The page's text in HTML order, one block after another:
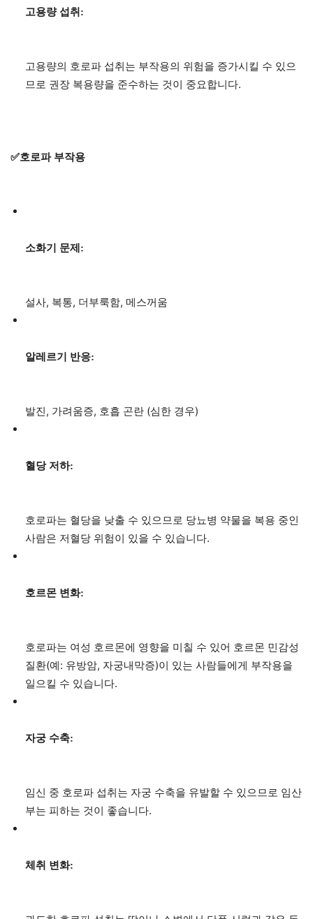
고용량 섭취:
고용량의 호로파 섭취는 부작용의 위험을 증가시킬 수 있으
므로 권장 복용량을 준수하는 것이 중요합니다.
✅호로파 부작용
소화기 문제:
설사, 복통, 더부룩함, 메스꺼움
알레르기 반응:
발진, 가려움증, 호흡 곤란 (심한 경우)
혈당 저하:
호로파는 혈당을 낮출 수 있으므로 당뇨병 약물을 복용 중인
사람은 저혈당 위험이 있을 수 있습니다.
호르몬 변화:
호로파는 여성 호르몬에 영향을 미칠 수 있어 호르몬 민감성
질환(예: 유방암, 자궁내막증)이 있는 사람들에게 부작용을
일으킬 수 있습니다.
자궁 수축:
임신 중 호로파 섭취는 자궁 수축을 유발할 수 있으므로 임산
부는 피하는 것이 좋습니다.
체취 변화: